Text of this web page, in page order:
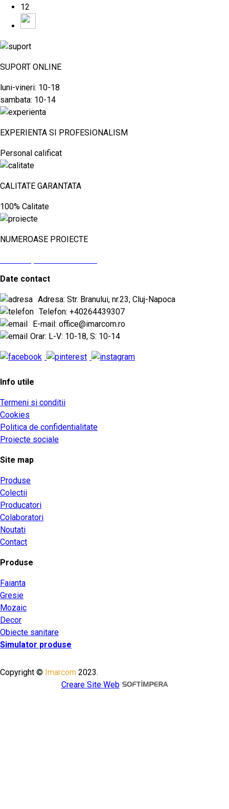
12
SUPORT ONLINE
luni-vineri: 10-18
sambata: 10-14
EXPERIENTA SI PROFESIONALISM
Personal calificat
CALITATE GARANTATA
100% Calitate
NUMEROASE PROIECTE
Date contact
Adresa: Str. Branului, nr.23, Cluj-Napoca
Telefon: +40264439307
E-mail: office@imarcom.ro
Orar: L-V: 10-18, S: 10-14
Info utile
Termeni si conditii
Cookies
Politica de confidentialitate
Proiecte sociale
Site map
Produse
Colectii
Producatori
Colaboratori
Noutati
Contact
Produse
Faianta
Gresie
Mozaic
Decor
Obiecte sanitare
Simulator produse
Copyright © Imarcom 2023.
Creare Site Web